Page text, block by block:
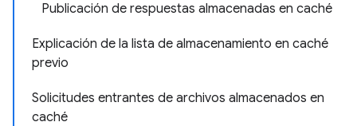
Publicación de respuestas almacenadas en caché
Explicación de la lista de almacenamiento en caché
previo
Solicitudes entrantes de archivos almacenados en
caché